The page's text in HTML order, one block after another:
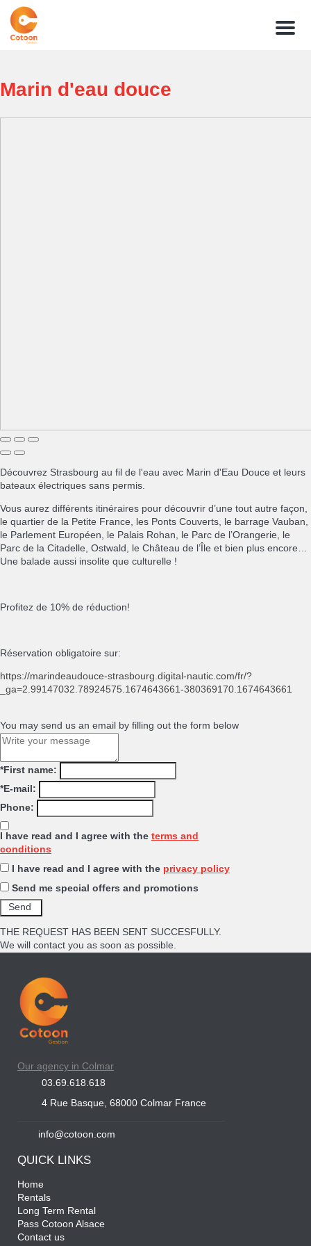
Menu
Marin d'eau douce
Découvrez Strasbourg au fil de l'eau avec Marin d'Eau Douce et leurs
bateaux électriques sans permis.
Vous aurez différents itinéraires pour découvrir d’une tout autre façon,
le quartier de la Petite France, les Ponts Couverts, le barrage Vauban,
le Parlement Européen, le Palais Rohan, le Parc de l’Orangerie, le
Parc de la Citadelle, Ostwald, le Château de l’Île et bien plus encore…
Une balade aussi insolite que culturelle !
Profitez de 10% de réduction!
Réservation obligatoire sur:
https://marindeaudouce-strasbourg.digital-nautic.com/fr/?
_ga=2.99147032.78924575.1674643661-380369170.1674643661
You may send us an email by filling out the form below
*First name:
*E-mail:
Phone:
I have read and I agree with the terms and
conditions
I have read and I agree with the privacy policy
Send me special offers and promotions
THE REQUEST HAS BEEN SENT SUCCESFULLY.
We will contact you as soon as possible.
Our agency in Colmar
03.69.618.618
4 Rue Basque, 68000 Colmar France
info@cotoon.com
QUICK LINKS
Home
Rentals
Long Term Rental
Pass Cotoon Alsace
Contact us